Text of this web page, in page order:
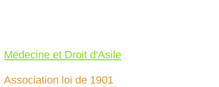
Médecine et Droit d'Asile
Association loi de 1901